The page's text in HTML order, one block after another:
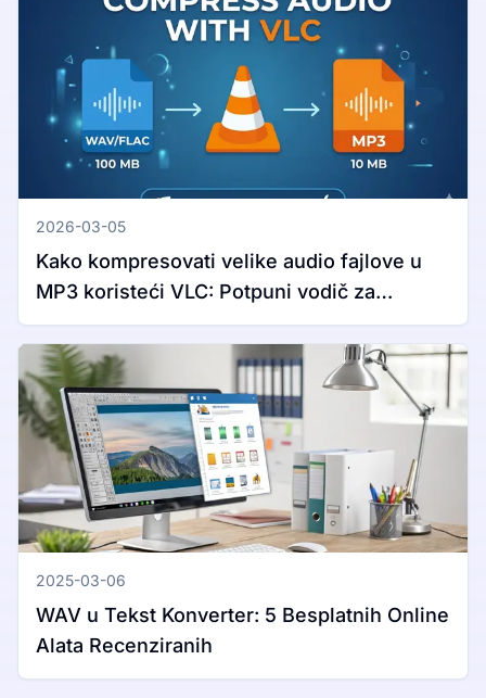
2026-03-05
Kako kompresovati velike audio fajlove u
MP3 koristeći VLC: Potpuni vodič za
Windows i Mac
2025-03-06
WAV u Tekst Konverter: 5 Besplatnih Online
Alata Recenziranih